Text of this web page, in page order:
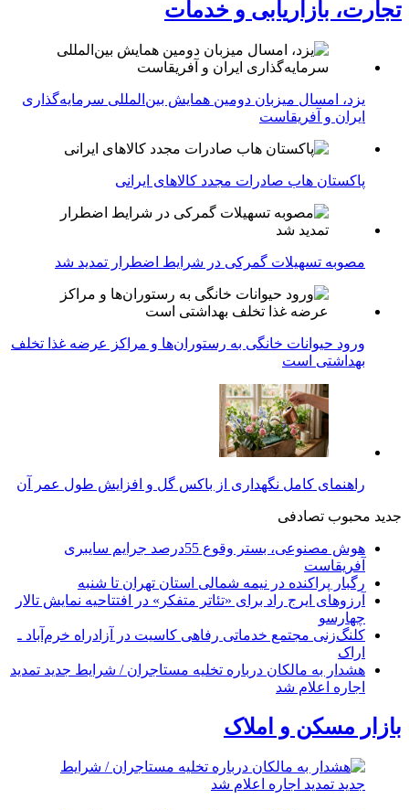
تجارت، بازاریابی و خدمات
یزد، امسال میزبان دومین همایش بین‌المللی سرمایه‌گذاری
ایران و آفریقاست
پاکستان هاب صادرات مجدد کالاهای ایرانی
مصوبه تسهیلات گمرکی در شرایط اضطرار تمدید شد
ورود حیوانات خانگی به رستوران‌ها و مراکز عرضه غذا تخلف
بهداشتی است
راهنمای کامل نگهداری از باکس گل و افزایش طول عمر آن
جدید محبوب تصادفی
هوش مصنوعی، بستر وقوع 55درصد جرایم سایبری
آفریقاست
رگبار پراکنده در نیمه شمالی استان تهران تا شنبه
آرزوهای ایرج راد برای «تئاتر متفکر» در افتتاحیه نمایش تالار
چهارسو
کلنگ‌زنی مجتمع خدماتی رفاهی کاسیت در آزادراه خرم‌آباد ـ
اراک
هشدار به مالکان درباره تخلیه مستاجران / شرایط جدید تمدید
اجاره اعلام شد
بازار مسکن و املاک